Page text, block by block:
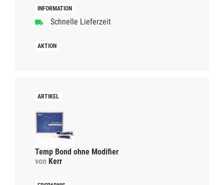
Schnelle Lieferzeit
Temp Bond ohne Modifier
von Kerr